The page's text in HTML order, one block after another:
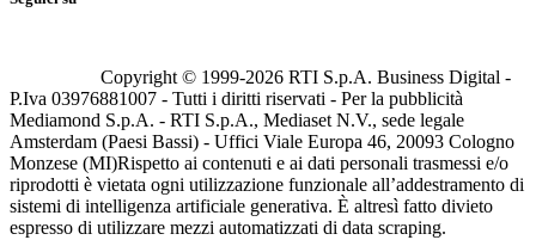
Copyright © 1999-2026 RTI S.p.A. Business Digital -
P.Iva 03976881007 - Tutti i diritti riservati - Per la pubblicità
Mediamond S.p.A. - RTI S.p.A., Mediaset N.V., sede legale
Amsterdam (Paesi Bassi) - Uffici Viale Europa 46, 20093 Cologno
Monzese (MI)Rispetto ai contenuti e ai dati personali trasmessi e/o
riprodotti è vietata ogni utilizzazione funzionale all’addestramento di
sistemi di intelligenza artificiale generativa. È altresì fatto divieto
espresso di utilizzare mezzi automatizzati di data scraping.